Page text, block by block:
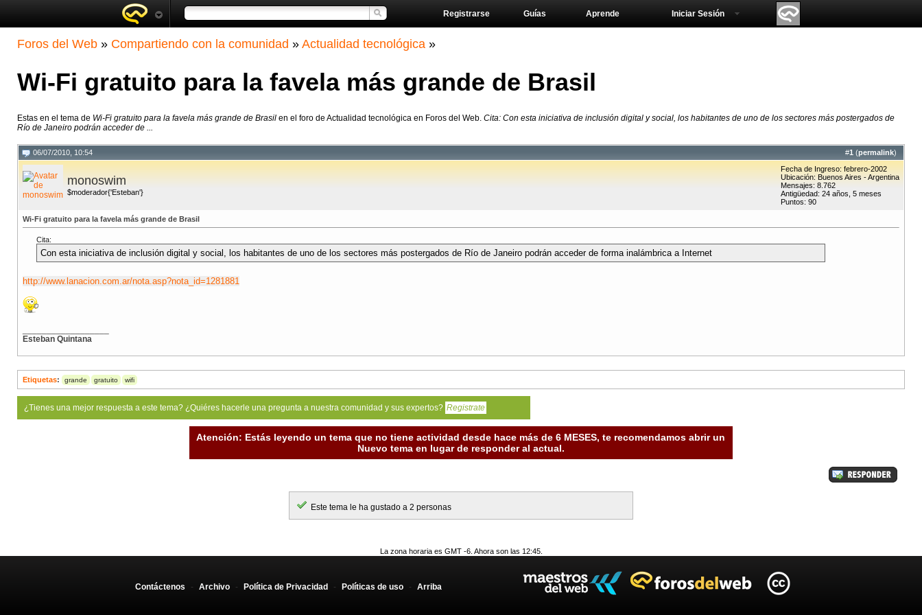
Aprende
Guías
Registrarse Iniciar Sesión
Foros del Web » Compartiendo con la comunidad » Actualidad tecnológica »
Wi-Fi gratuito para la favela más grande de Brasil
Estas en el tema de Wi-Fi gratuito para la favela más grande de Brasil en el foro de Actualidad tecnológica en Foros del Web. Cita: Con esta iniciativa de inclusión digital y social, los habitantes de uno de los sectores más postergados de
Río de Janeiro podrán acceder de ...
#1 (permalink)
06/07/2010, 10:54
monoswim
$moderador{'Esteban'}
Fecha de Ingreso: febrero-2002
Ubicación: Buenos Aires - Argentina
Mensajes: 8.762
Antigüedad: 24 años, 5 meses
Puntos: 90
Wi-Fi gratuito para la favela más grande de Brasil
Cita:
Con esta iniciativa de inclusión digital y social, los habitantes de uno de los sectores más postergados de Río de Janeiro podrán acceder de forma inalámbrica a Internet
http://www.lanacion.com.ar/nota.asp?nota_id=1281881
Esteban Quintana
Etiquetas: grande gratuito wifi
¿Tienes una mejor respuesta a este tema? ¿Quiéres hacerle una pregunta a nuestra comunidad y sus expertos? Registrate
Atención: Estás leyendo un tema que no tiene actividad desde hace más de 6 MESES, te recomendamos abrir un
Nuevo tema en lugar de responder al actual.
Este tema le ha gustado a 2 personas
La zona horaria es GMT -6. Ahora son las 12:45.
Contáctenos - Archivo - Política de Privacidad - Políticas de uso - Arriba